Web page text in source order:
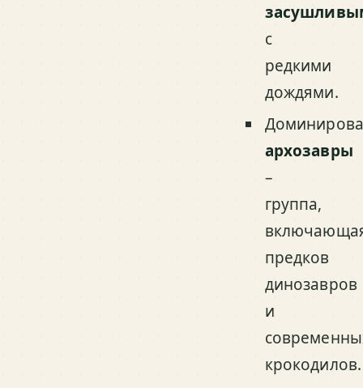
с
редкими
дождями.
архозавры
–
группа,
предков
динозавров
и
крокодилов.